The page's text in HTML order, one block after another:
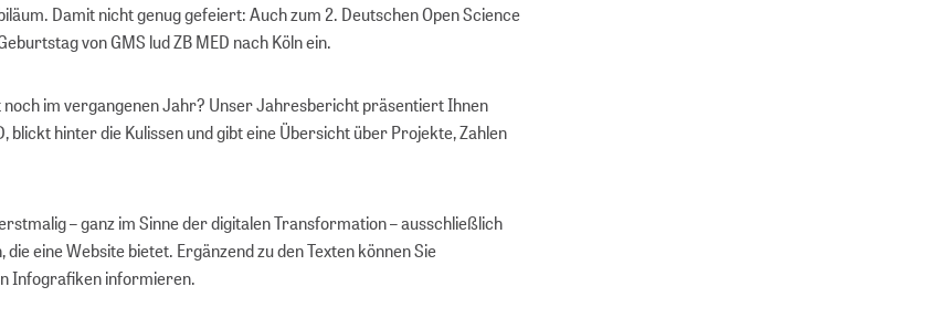
Damit nicht genug gefeiert: Auch zum 2. Deutschen Open Science
von GMS lud ZB MED nach Köln ein.
noch im vergangenen Jahr? Unser Jahresbericht präsentiert Ihnen
blickt hinter die Kulissen und gibt eine Übersicht über Projekte, Zahlen
– ganz im Sinne der digitalen Transformation – ausschließlich
eine Website bietet. Ergänzend zu den Texten können Sie
Infografiken informieren.